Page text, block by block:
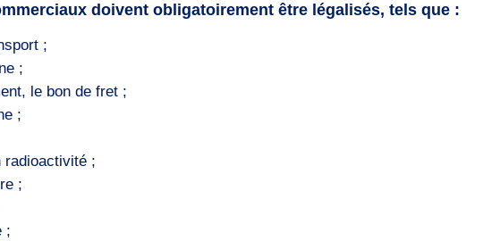
doivent obligatoirement être légalisés, tels que :
;
;
le bon de fret ;
;
radioactivité ;
;
;